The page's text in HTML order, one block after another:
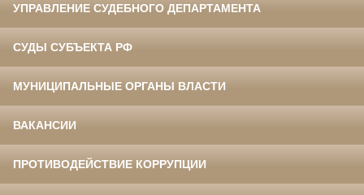
УПРАВЛЕНИЕ СУДЕБНОГО ДЕПАРТАМЕНТА
СУДЫ СУБЪЕКТА РФ
МУНИЦИПАЛЬНЫЕ ОРГАНЫ ВЛАСТИ
ВАКАНСИИ
ПРОТИВОДЕЙСТВИЕ КОРРУПЦИИ